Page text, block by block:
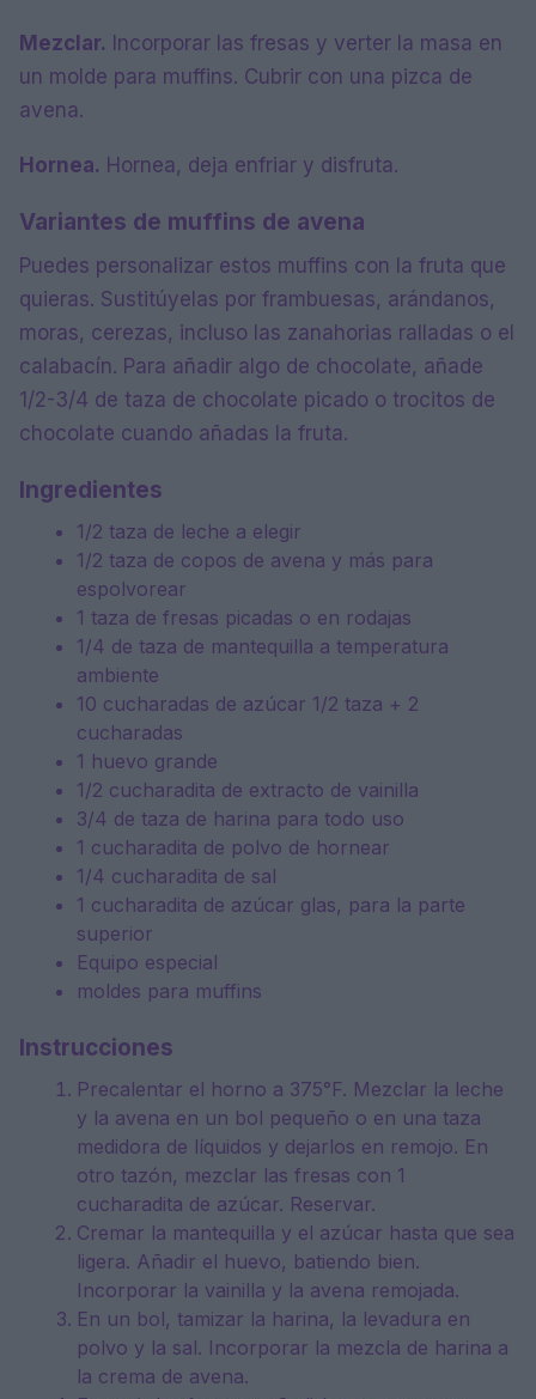
Mezclar. Incorporar las fresas y verter la masa en
un molde para muffins. Cubrir con una pizca de
avena.
Hornea. Hornea, deja enfriar y disfruta.
Variantes de muffins de avena
Puedes personalizar estos muffins con la fruta que
quieras. Sustitúyelas por frambuesas, arándanos,
moras, cerezas, incluso las zanahorias ralladas o el
calabacín. Para añadir algo de chocolate, añade
1/2-3/4 de taza de chocolate picado o trocitos de
chocolate cuando añadas la fruta.
Ingredientes
1/2 taza de leche a elegir
1/2 taza de copos de avena y más para
espolvorear
1 taza de fresas picadas o en rodajas
1/4 de taza de mantequilla a temperatura
ambiente
10 cucharadas de azúcar 1/2 taza + 2
cucharadas
1 huevo grande
1/2 cucharadita de extracto de vainilla
3/4 de taza de harina para todo uso
1 cucharadita de polvo de hornear
1/4 cucharadita de sal
1 cucharadita de azúcar glas, para la parte
superior
Equipo especial
moldes para muffins
Instrucciones
Precalentar el horno a 375°F. Mezclar la leche
y la avena en un bol pequeño o en una taza
medidora de líquidos y dejarlos en remojo. En
otro tazón, mezclar las fresas con 1
cucharadita de azúcar. Reservar.
Cremar la mantequilla y el azúcar hasta que sea
ligera. Añadir el huevo, batiendo bien.
Incorporar la vainilla y la avena remojada.
En un bol, tamizar la harina, la levadura en
polvo y la sal. Incorporar la mezcla de harina a
la crema de avena.